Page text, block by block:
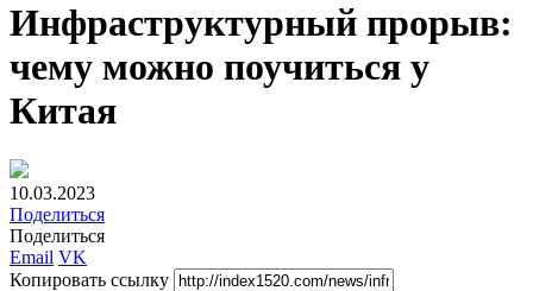
Инфраструктурный прорыв:
чему можно поучиться у
Китая
10.03.2023
Поделиться
Поделиться
Email VK
Копировать ссылку